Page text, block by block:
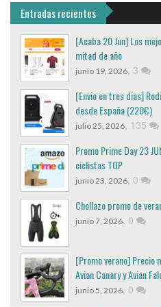
Entradas recientes
[Acaba 20 Jun] Los
mitad de año
junio 19, 2026, 3
[Envio en tres dias]
desde España (220€)
julio 25, 2026, 135
Promo Prime Day 23
ciclistas TOP
junio 23, 2026, 0
Chollazo promo de
junio 7, 2026, 0
[Promo verano] Precio
Avian Canary y Avian
junio 5, 2026, 0